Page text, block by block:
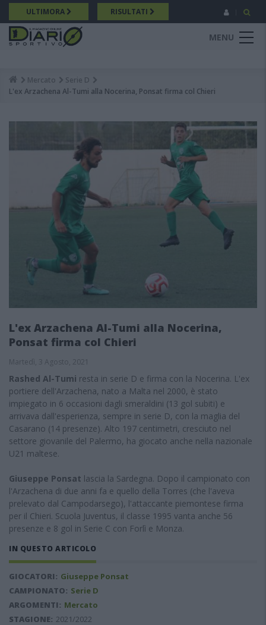
Salta
al
contenuto
principale
ULTIMORA RISULTATI
MENU
Breadcrumb
Mercato
Serie D
L'ex Arzachena Al-Tumi alla Nocerina, Ponsat firma col Chieri
L'ex Arzachena Al-Tumi alla Nocerina,
Ponsat firma col Chieri
Martedì, 3 Agosto, 2021
Rashed Al-Tumi resta in serie D e firma con la Nocerina. L'ex
portiere dell'Arzachena, nato a Malta nel 2000, è stato
impiegato in 6 occasioni dagli smeraldini (13 gol subiti) e
arrivava dall'esperienza, sempre in serie D, con la maglia del
Casarano (14 presenze). Alto 197 centimetri, cresciuto nel
settore giovanile del Palermo, ha giocato anche nella nazionale
U21 maltese.
Giuseppe Ponsat lascia la Sardegna. Dopo il campionato con
l'Arzachena di due anni fa e quello della Torres (che l'aveva
prelevato dal Campodarsego), l'attaccante piemontese firma
per il Chieri. Scuola Juventus, il classe 1995 vanta anche 56
presenze e 8 gol in Serie C con Forlì e Monza.
IN QUESTO ARTICOLO
GIOCATORI: Giuseppe Ponsat
CAMPIONATO: Serie D
ARGOMENTI: Mercato
STAGIONE: 2021/2022